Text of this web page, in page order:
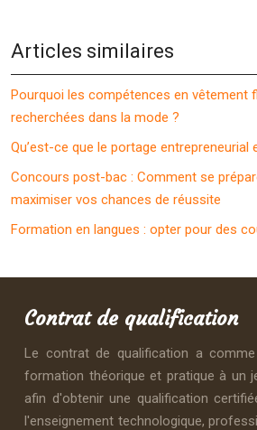
Articles similaires
Pourquoi les compétences en vêtement
recherchées dans la mode ?
Qu’est-ce que le portage entrepreneurial
Concours post-bac : Comment se
maximiser vos chances de réussite
Formation en langues : opter pour des
Contrat de qualification
Le contrat de qualification a
formation théorique et pratique à un
afin d'obtenir une qualification
l'enseignement technologique,